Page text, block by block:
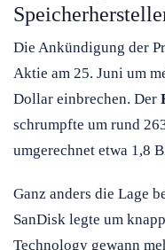
Die Ankündigung der
Aktie am 25. Juni um
Dollar einbrechen. Der
schrumpfte um rund
umgerechnet etwa 1,8
Ganz anders die Lage
SanDisk legte um
Technology gewann